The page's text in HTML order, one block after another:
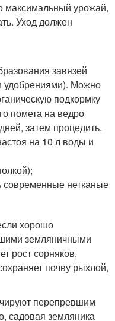
максимальный урожай,
Уход должен
завязей
Можно
подкормку
помета на ведро
затем процедить,
на 10 л воды и
современные нетканые
хорошо
земляничными
рост сорняков,
почву рыхлой,
перепревшим
садовая земляника